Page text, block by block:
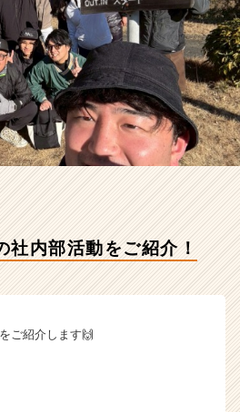
社内部活動をご紹介！
ご紹介します🙌